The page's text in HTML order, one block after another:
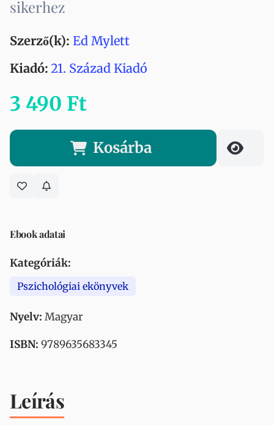
sikerhez
Szerző(k): Ed Mylett
Kiadó: 21. Század Kiadó
3 490 Ft
Kosárba
Ebook adatai
Kategóriák:
Pszichológiai ekönyvek
Nyelv: Magyar
ISBN: 9789635683345
Leírás